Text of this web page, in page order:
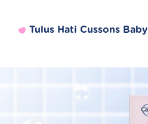
Tulus Hati Cussons Baby